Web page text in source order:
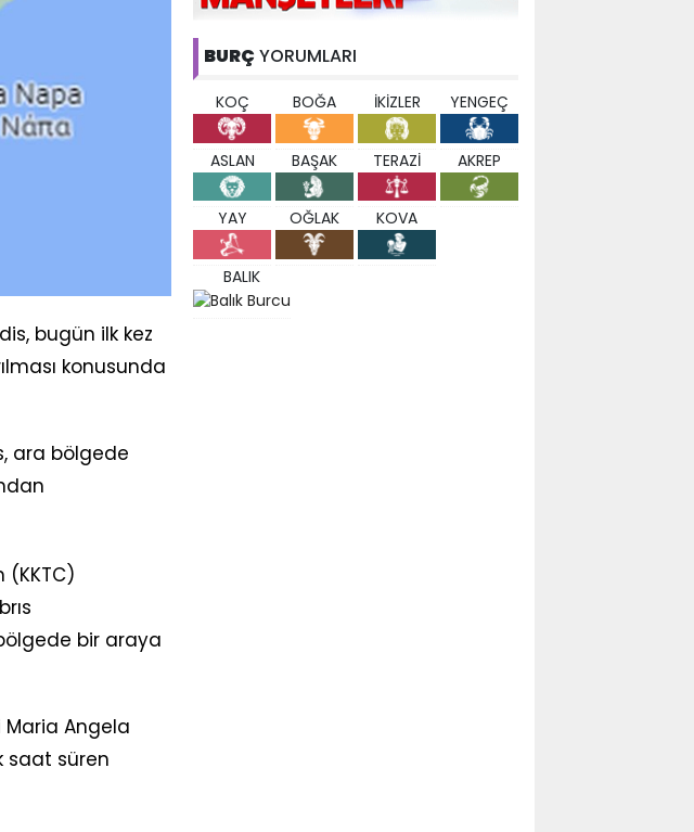
bugün ilk kez
konusunda
ara bölgede
(KKTC)
bir araya
Maria Angela
saat süren
BURÇ YORUMLARI
KOÇ BOĞA İKİZLER YENGEÇ
ASLAN BAŞAK TERAZİ AKREP
YAY OĞLAK KOVA
BALIK